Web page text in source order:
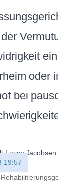
oder
bei
Lasse Jacobsen
19:57